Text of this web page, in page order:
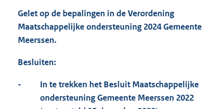
Gelet op de bepalingen in de Verordening
Maatschappelijke ondersteuning 2024 Gemeente
Meerssen.
Besluiten:
-
In te trekken het Besluit Maatschappelijke
ondersteuning Gemeente Meerssen 2022